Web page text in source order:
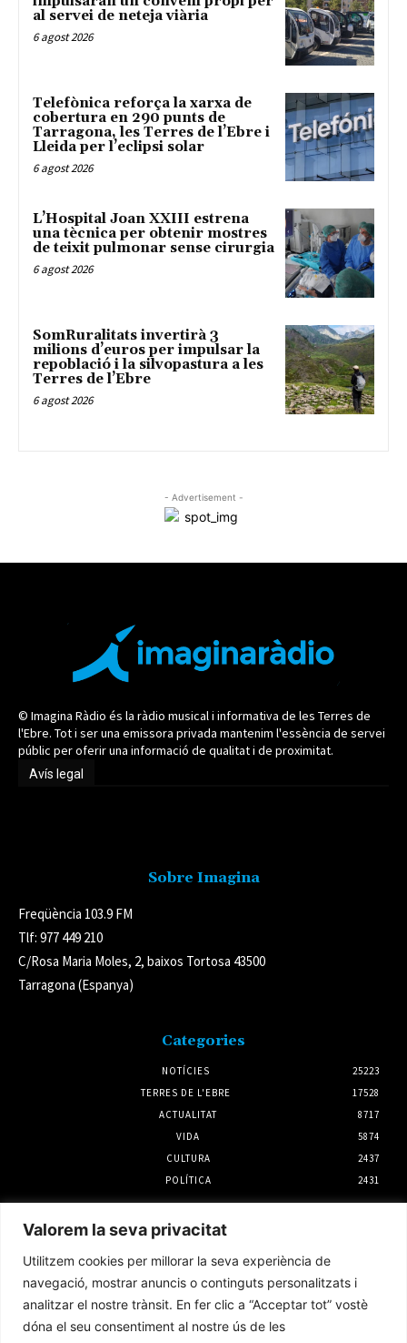
Valorem la seva privacitat
Utilitzem cookies per millorar la seva experiència de
navegació, mostrar anuncis o continguts personalitzats i
analitzar el nostre trànsit. En fer clic a “Acceptar tot” vostè
dóna el seu consentiment al nostre ús de les
al servei de neteja viària
6 agost 2026
Telefònica reforça la xarxa de
cobertura en 290 punts de
Tarragona, les Terres de l’Ebre i
Lleida per l’eclipsi solar
6 agost 2026
L’Hospital Joan XXIII estrena
una tècnica per obtenir mostres
de teixit pulmonar sense cirurgia
6 agost 2026
SomRuralitats invertirà 3
milions d’euros per impulsar la
repoblació i la silvopastura a les
Terres de l’Ebre
6 agost 2026
- Advertisement -
© Imagina Ràdio és la ràdio musical i informativa de les Terres de
l'Ebre. Tot i ser una emissora privada mantenim l'essència de servei
públic per oferir una informació de qualitat i de proximitat.
Avís legal
Sobre Imagina
Freqüència 103.9 FM
Tlf: 977 449 210
C/Rosa Maria Moles, 2, baixos Tortosa 43500
Tarragona (Espanya)
Categories
NOTÍCIES
25223
TERRES DE L'EBRE
17528
ACTUALITAT
8717
VIDA
5874
CULTURA
2437
POLÍTICA
2431
Notícies
La rehabilitació el primer semestre a la
demarcació de l’Ebre creix un 45%
4 agost 2026